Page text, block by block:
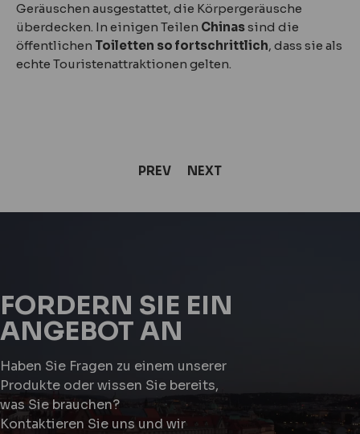
Geräuschen ausgestattet, die Körpergeräusche
überdecken. In einigen Teilen Chinassind die
öffentlichen Toiletten so fortschrittlich, dass sie als
echte Touristenattraktionen gelten.
PREV NEXT
FORDERN SIE EIN
ANGEBOT AN
Haben Sie Fragen zu einem unserer
Produkte oder wissen Sie bereits,
was Sie brauchen?
Kontaktieren Sie uns und wir